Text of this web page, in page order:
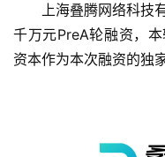
上海叠腾网络科技
千万元PreA轮融资，
资本作为本次融资的独